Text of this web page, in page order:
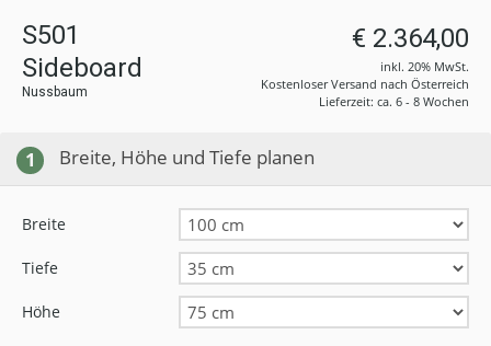
S501
Sideboard
Nussbaum
€ 2.364,00
inkl. 20% MwSt.
Kostenloser Versand nach Österreich
Lieferzeit: ca. 6 - 8 Wochen
1 Breite, Höhe und Tiefe planen
Breite
Tiefe
Höhe